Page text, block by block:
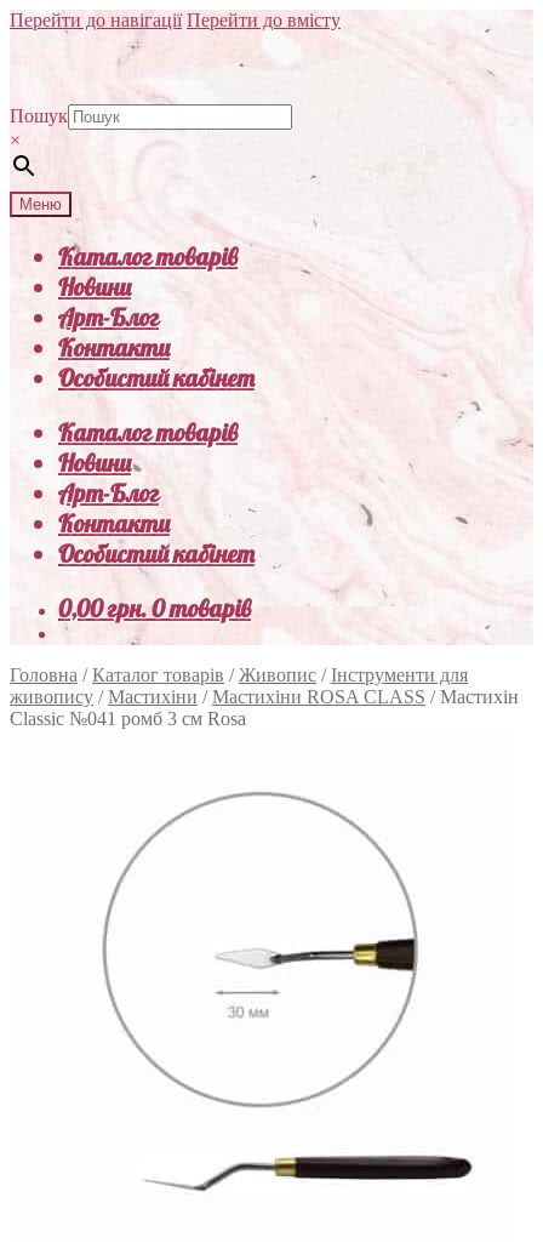
Перейти до навігації Перейти до вмісту
Пошук
×
Меню
Каталог товарів
Новини
Арт-Блог
Контакти
Особистий кабінет
Каталог товарів
Новини
Арт-Блог
Контакти
Особистий кабінет
0,00грн.0 товарів
Головна /Каталог товарів /Живопис /Інструменти для
живопису /Мастихіни /Мастихіни ROSA CLASS /Мастихін
Classic №041 ромб 3 см Rosa